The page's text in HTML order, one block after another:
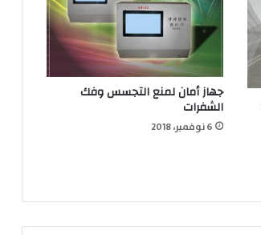
جهاز أمان لمنع التجسس وفك
الشفرات
6 نوفمبر، 2018